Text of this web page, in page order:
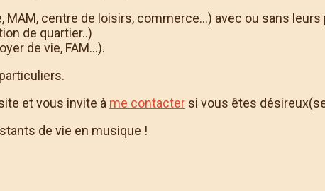
MAM, centre de loisirs, commerce...) avec ou sans leurs
de quartier..)
de vie, FAM...).
et vous invite à me contactersi vous êtes
de vie en musique !